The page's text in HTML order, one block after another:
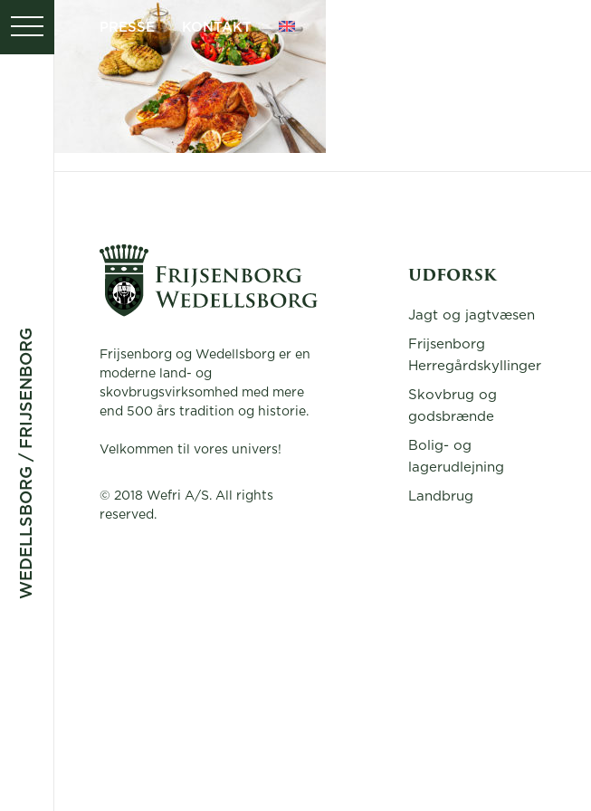
WEDELLSBORG / FRIJSENBORG
PRESSE KONTAKT
Frijsenborg og Wedellsborg er en
moderne land- og
skovbrugsvirksomhed med mere
end 500 års tradition og historie.
Velkommen til vores univers!
© 2018 Wefri A/S. All rights
reserved.
UDFORSK
Jagt og jagtvæsen
Frijsenborg
Herregårdskyllinger
Skovbrug og
godsbrænde
Bolig- og
lagerudlejning
Landbrug